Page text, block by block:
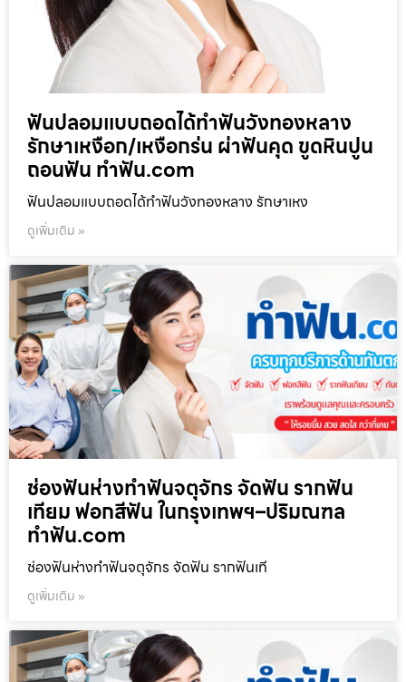
ฟันปลอมแบบถอดได้ทำฟันวังทองหลาง
รักษาเหงือก/เหงือกร่น ผ่าฟันคุด ขูดหินปูน
ถอนฟัน ทำฟัน.com
ฟันปลอมแบบถอดได้ทำฟันวังทองหลาง รักษาเหง
ดูเพิ่มเติม »
ช่องฟันห่างทำฟันจตุจักร จัดฟัน รากฟัน
เทียม ฟอกสีฟัน ในกรุงเทพฯ–ปริมณฑล
ทำฟัน.com
ช่องฟันห่างทำฟันจตุจักร จัดฟัน รากฟันเที
ดูเพิ่มเติม »